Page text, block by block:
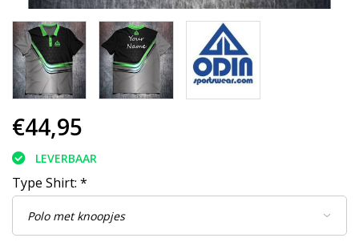
€44,95
LEVERBAAR
Type Shirt: *